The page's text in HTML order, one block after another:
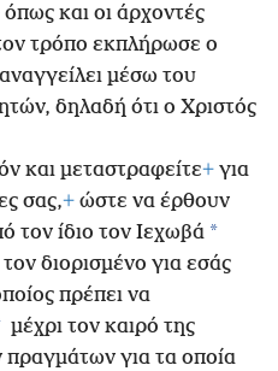
όπως και οι άρχοντές
τρόπο εκπλήρωσε ο
μέσω του
δηλαδή ότι ο Χριστός
και μεταστραφείτε+ για
σας,+ ώστε να έρθουν
τον ίδιο τον Ιεχωβά *
τον διορισμένο για εσάς
πρέπει να
μέχρι τον καιρό της
για τα οποία